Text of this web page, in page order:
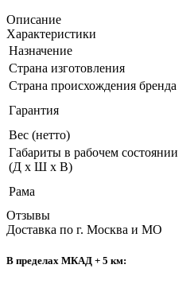
Описание
Характеристики
Назначение
Страна изготовления
Страна происхождения бренда
Гарантия
Вес (нетто)
Габариты в рабочем состоянии
(Д х Ш х В)
Рама
Отзывы
Доставка по г. Москва и МО
В пределах МКАД + 5 км: